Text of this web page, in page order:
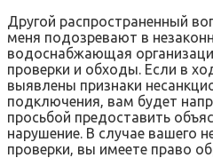
Другой распространенный
меня подозревают в
водоснабжающая
проверки и обходы. Если в
выявлены признаки
подключения‚ вам будет
просьбой предоставить
нарушение. В случае вашего
проверки‚ вы имеете право